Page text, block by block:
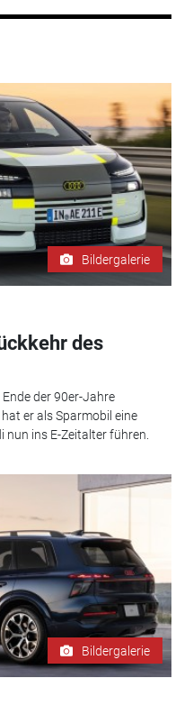
Bildergalerie
des
der 90er-Jahre
er als Sparmobil eine
nun ins E-Zeitalter führen.
Bildergalerie